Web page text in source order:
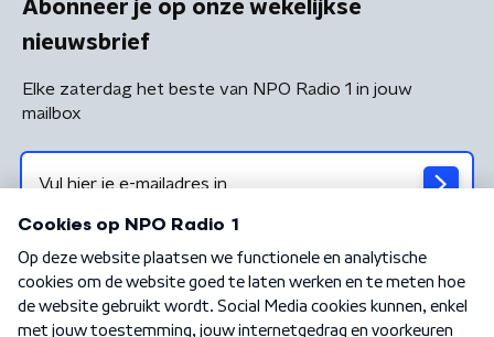
Abonneer je op onze wekelijkse
nieuwsbrief
Elke zaterdag het beste van NPO Radio 1 in jouw
mailbox
Algemene voorwaarden